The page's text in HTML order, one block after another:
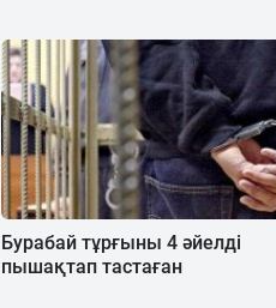
Бурабай тұрғыны 4 әйелді
пышақтап тастаған